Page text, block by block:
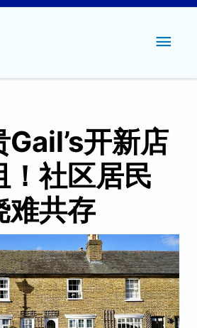
主
菜
开新店
！社区居民
难共存